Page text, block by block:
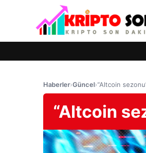
Haberler›Güncel›“Altcoin
“Altcoin